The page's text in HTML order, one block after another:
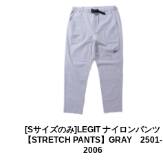
[Sサイズのみ]LEGIT ナイロンパンツ
【STRETCH PANTS】GRAY 2501-
2006